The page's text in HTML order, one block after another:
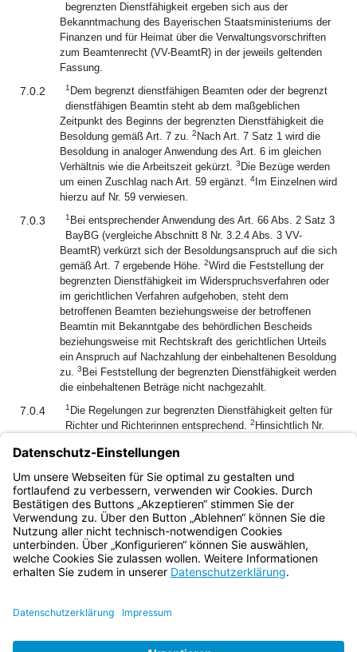
begrenzten Dienstfähigkeit ergeben sich aus der
Bekanntmachung des Bayerischen Staatsministeriums der
Finanzen und für Heimat über die Verwaltungsvorschriften
zum Beamtenrecht (VV-BeamtR) in der jeweils geltenden
Fassung.
7.0.2 1 Dem begrenzt dienstfähigen Beamten oder der begrenzt
dienstfähigen Beamtin steht ab dem maßgeblichen
Zeitpunkt des Beginns der begrenzten Dienstfähigkeit die
Besoldung gemäß Art. 7 zu. 2 Nach Art. 7 Satz 1 wird die
Besoldung in analoger Anwendung des Art. 6 im gleichen
Verhältnis wie die Arbeitszeit gekürzt. 3 Die Bezüge werden
um einen Zuschlag nach Art. 59 ergänzt. 4 Im Einzelnen wird
hierzu auf Nr. 59 verwiesen.
7.0.3 1 Bei entsprechender Anwendung des Art. 66 Abs. 2 Satz 3
BayBG (vergleiche Abschnitt 8 Nr. 3.2.4 Abs. 3 VV-
BeamtR) verkürzt sich der Besoldungsanspruch auf die sich
gemäß Art. 7 ergebende Höhe. 2Wird die Feststellung der
begrenzten Dienstfähigkeit im Widerspruchsverfahren oder
im gerichtlichen Verfahren aufgehoben, steht dem
betroffenen Beamten beziehungsweise der betroffenen
Beamtin mit Bekanntgabe des behördlichen Bescheids
beziehungsweise mit Rechtskraft des gerichtlichen Urteils
ein Anspruch auf Nachzahlung der einbehaltenen Besoldung
zu. 3 Bei Feststellung der begrenzten Dienstfähigkeit werden
die einbehaltenen Beträge nicht nachgezahlt.
7.0.4 1 Die Regelungen zur begrenzten Dienstfähigkeit gelten für
Richter und Richterinnen entsprechend. 2 Hinsichtlich Nr.
Abs. 5 und 6 in Verbindung mit Art. 66 Abs. 3 des
Bayerischen Richter- und Staatsanwaltsgesetzes
(BayRiStAG) zu beachten.
Bayern.de
BayernPortal
Impressum